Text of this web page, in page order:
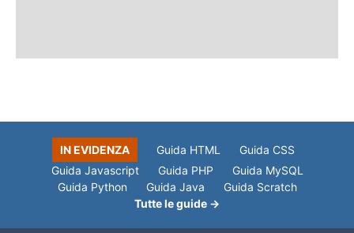
IN EVIDENZA Guida HTML
Guida CSS
Guida Javascript
Guida PHP
Guida MySQL
Guida Python
Guida Java
Guida Scratch
Tutte le guide →